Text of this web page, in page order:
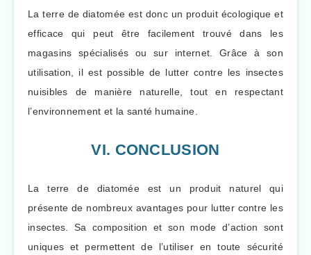
La terre de diatomée est donc un produit écologique et
efficace qui peut être facilement trouvé dans les
magasins spécialisés ou sur internet. Grâce à son
utilisation, il est possible de lutter contre les insectes
nuisibles de manière naturelle, tout en respectant
l’environnement et la santé humaine.
VI. CONCLUSION
La terre de diatomée est un produit naturel qui
présente de nombreux avantages pour lutter contre les
insectes. Sa composition et son mode d’action sont
uniques et permettent de l’utiliser en toute sécurité